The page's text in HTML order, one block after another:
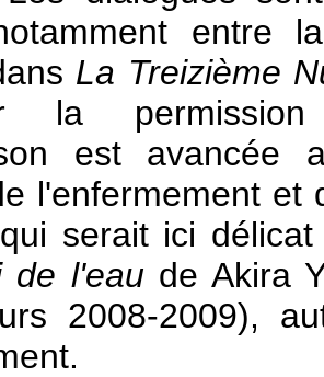
entre
La Treizième
la
est avancée
l'enfermement et
serait ici
de l'eau de Akira
2008-2009),